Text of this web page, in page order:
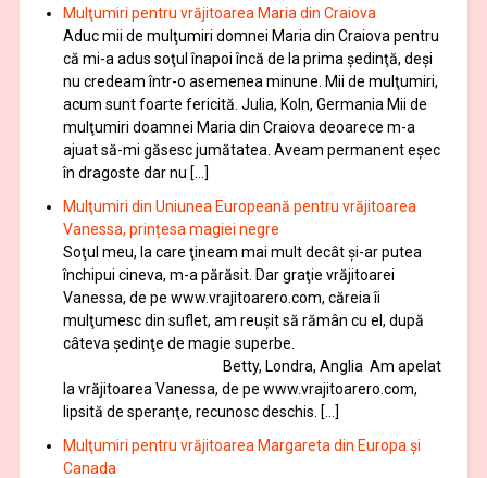
Mulţumiri pentru vrăjitoarea Maria din Craiova
Aduc mii de mulţumiri domnei Maria din Craiova pentru
că mi-a adus soţul înapoi încă de la prima şedinţă, deşi
nu credeam într-o asemenea minune. Mii de mulţumiri,
acum sunt foarte fericită. Julia, Koln, Germania Mii de
mulţumiri doamnei Maria din Craiova deoarece m-a
ajuat să-mi găsesc jumătatea. Aveam permanent eşec
în dragoste dar nu […]
Mulţumiri din Uniunea Europeană pentru vrăjitoarea
Vanessa, prințesa magiei negre
Soţul meu, la care ţineam mai mult decât și-ar putea
închipui cineva, m-a părăsit. Dar graţie vrăjitoarei
Vanessa, de pe www.vrajitoarero.com, căreia îi
mulţumesc din suflet, am reuşit să rămân cu el, după
câteva şedinţe de magie superbe.
Betty, Londra, Anglia Am apelat
la vrăjitoarea Vanessa, de pe www.vrajitoarero.com,
lipsită de speranţe, recunosc deschis. […]
Mulţumiri pentru vrăjitoarea Margareta din Europa și
Canada